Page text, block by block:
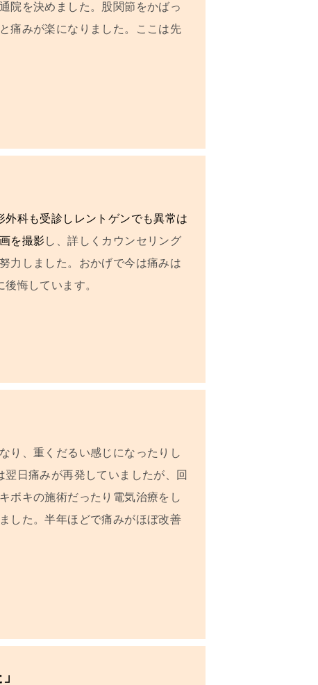
院を決めました。股関節をかばっ
痛みが楽になりました。ここは先
外科も受診しレントゲンでも異常は
を撮影し、詳しくカウンセリング
力しました。おかげで今は痛みは
悔しています。
り、重くだるい感じになったりし
日痛みが再発していましたが、回
ボキの施術だったり電気治療をし
した。半年ほどで痛みがほぼ改善